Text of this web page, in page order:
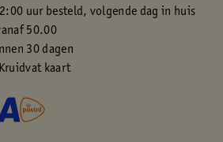
uur besteld, volgende dag in huis
50.00
30 dagen
kaart